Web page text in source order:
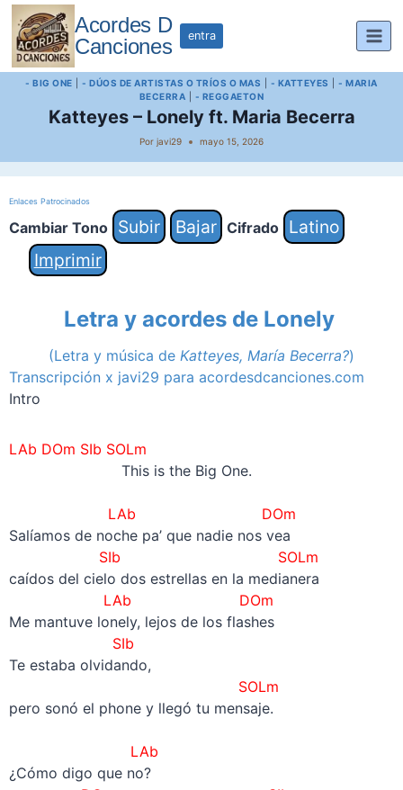
Saltar
contenido
Acordes D
Canciones
entra
- BIG ONE |- DÚOS DE ARTISTAS O TRÍOS O MAS - KATTEYES |- MARIA
BECERRA
- REGGAETON
Katteyes – Lonely ft. Maria Becerra
Por javi29 mayo 15, 2026
Enlaces Patrocinados
Cambiar Tono Subir Bajar Cifrado
Latino
Imprimir
Letra y acordes de Lonely
(Letra y música de Katteyes, María Becerra?)
Transcripción x javi29 para acordesdcanciones.com
Intro
LAb DOm SIb SOLm
This is the Big One.
LAb DOm
Salíamos de noche pa’ que nadie nos vea
SIb SOLm
caídos del cielo dos estrellas en la medianera
LAb DOm
Me mantuve lonely, lejos de los flashes
SIb
Te estaba olvidando,
SOLm
pero sonó el phone y llegó tu mensaje.
LAb
¿Cómo digo que no?